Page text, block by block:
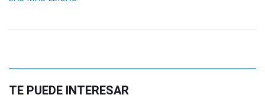
TE PUEDE INTERESAR